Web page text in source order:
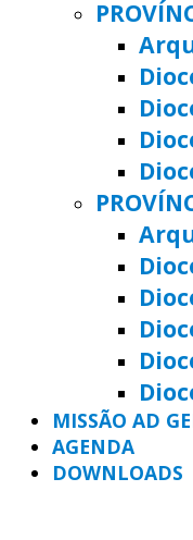
MISSÃO AD
AGENDA
DOWNLOADS